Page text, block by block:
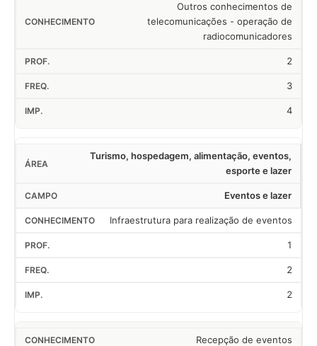
Outros conhecimentos de
telecomunicações - operação de
radiocomunicadores
2
3
4
Turismo, hospedagem, alimentação, eventos,
esporte e lazer
Eventos e lazer
Infraestrutura para realização de eventos
1
2
2
Recepção de eventos